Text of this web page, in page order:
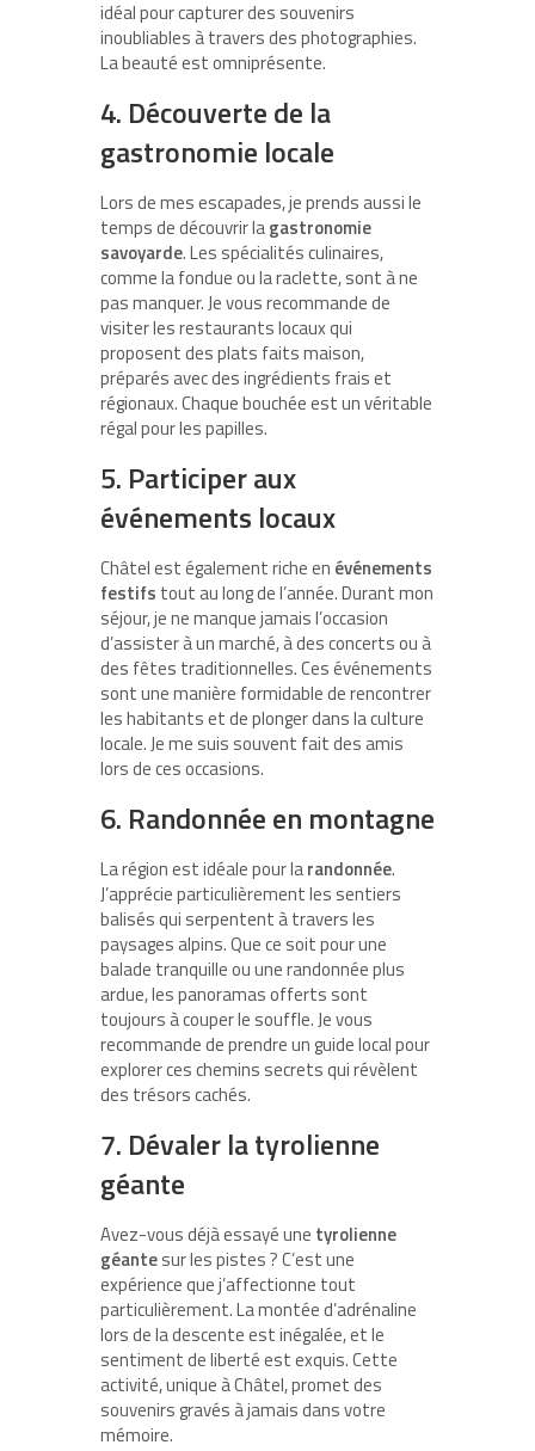
idéal pour capturer des souvenirs
inoubliables à travers des photographies.
La beauté est omniprésente.
4. Découverte de la
gastronomie locale
Lors de mes escapades, je prends aussi le
temps de découvrir lagastronomie
savoyarde. Les spécialités culinaires,
comme la fondue ou la raclette, sont à ne
pas manquer. Je vous recommande de
visiter les restaurants locaux qui
proposent des plats faits maison,
préparés avec des ingrédients frais et
régionaux. Chaque bouchée est un véritable
régal pour les papilles.
5. Participer aux
événements locaux
Châtel est également riche en événements
festifs tout au long de l’année. Durant mon
séjour, je ne manque jamais l’occasion
d’assister à un marché, à des concerts ou à
des fêtes traditionnelles. Ces événements
sont une manière formidable de rencontrer
les habitants et de plonger dans la culture
locale. Je me suis souvent fait des amis
lors de ces occasions.
6. Randonnée en montagne
La région est idéale pour larandonnée.
J’apprécie particulièrement les sentiers
balisés qui serpentent à travers les
paysages alpins. Que ce soit pour une
balade tranquille ou une randonnée plus
ardue, les panoramas offerts sont
toujours à couper le souffle. Je vous
recommande de prendre un guide local pour
explorer ces chemins secrets qui révèlent
des trésors cachés.
7. Dévaler la tyrolienne
géante
Avez-vous déjà essayé une tyrolienne
géantesur les pistes ? C’est une
expérience que j’affectionne tout
particulièrement. La montée d’adrénaline
lors de la descente est inégalée, et le
sentiment de liberté est exquis. Cette
activité, unique à Châtel, promet des
souvenirs gravés à jamais dans votre
mémoire.